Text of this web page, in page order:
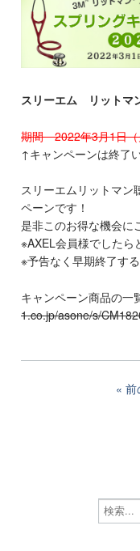
スリーエム リットマ
期間 2022年3月1日（
↑キャンペーンは終了
スリーエムリットマン
ペーンです！
是非このお得な機会に
※AXEL会員様でしたら
※予告なく早期終了す
キャンペーン商品の
1.co.jp/asone/s/
前